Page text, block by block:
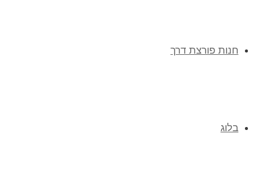
חנות פורצת דרך
בלוג